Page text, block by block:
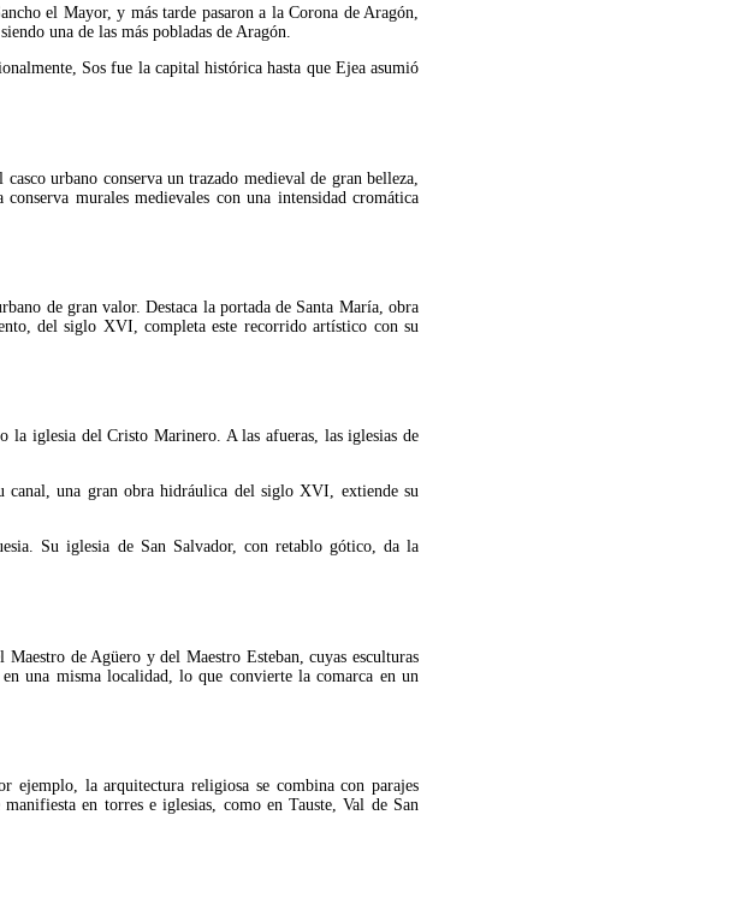
el Mayor, y más tarde pasaron a la Corona de Aragón,
una de las más pobladas de Aragón.
Sos fue la capital histórica hasta que Ejea asumió
urbano conserva un trazado medieval de gran belleza,
murales medievales con una intensidad cromática
de gran valor. Destaca la portada de Santa María, obra
del siglo XVI, completa este recorrido artístico con su
la iglesia del Cristo Marinero. A las afueras, las iglesias de
canal, una gran obra hidráulica del siglo XVI, extiende su
Su iglesia de San Salvador, con retablo gótico, da la
de Agüero y del Maestro Esteban, cuyas esculturas
una misma localidad, lo que convierte la comarca en un
ejemplo, la arquitectura religiosa se combina con parajes
en torres e iglesias, como en Tauste, Val de San